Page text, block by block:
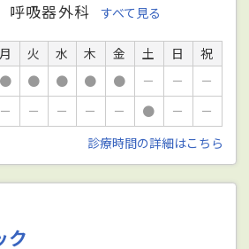
呼吸器外科 すべて見る
月 火 水 木 金 土 日
祝
● ● ● ● ● － －
－
－ － － － － ● －
－
診療時間の詳細はこちら
ク